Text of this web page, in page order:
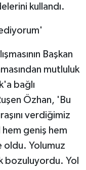
kullandı.
Başkan
mutluluk
bağlı
Özhan, 'Bu
verdiğimiz
geniş hem
oldu. Yolumuz
bozuluyordu. Yol